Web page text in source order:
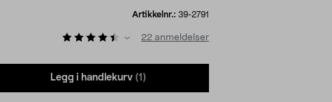
Artikkelnr.: 39-2791
22 anmeldelser
Legg i handlekurv (1)